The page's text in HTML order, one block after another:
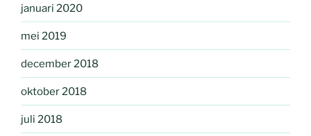
januari 2020
mei 2019
december 2018
oktober 2018
juli 2018